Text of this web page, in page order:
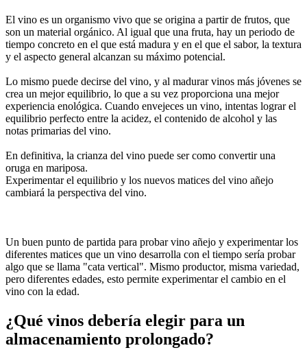
El vino es un organismo vivo que se origina a partir de frutos, que
son un material orgánico. Al igual que una fruta, hay un periodo de
tiempo concreto en el que está madura y en el que el sabor, la textura
y el aspecto general alcanzan su máximo potencial.
Lo mismo puede decirse del vino, y al madurar vinos más jóvenes se
crea un mejor equilibrio, lo que a su vez proporciona una mejor
experiencia enológica. Cuando envejeces un vino, intentas lograr el
equilibrio perfecto entre la acidez, el contenido de alcohol y las
notas primarias del vino.
En definitiva, la crianza del vino puede ser como convertir una
oruga en mariposa.
Experimentar el equilibrio y los nuevos matices del vino añejo
cambiará la perspectiva del vino.
Un buen punto de partida para probar vino añejo y experimentar los
diferentes matices que un vino desarrolla con el tiempo sería probar
algo que se llama "cata vertical". Mismo productor, misma variedad,
pero diferentes edades, esto permite experimentar el cambio en el
vino con la edad.
¿Qué vinos debería elegir para un
almacenamiento prolongado?